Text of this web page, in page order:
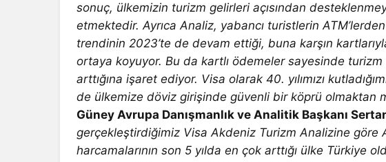
sonuç, ülkemizin turizm gelirleri açısından
etmektedir. Ayrıca Analiz, yabancı turistlerin
trendinin 2023’te de devam ettiği, buna karşın
ortaya koyuyor. Bu da kartlı ödemeler sayesinde
arttığına işaret ediyor. Visa olarak 40. yılımızı
de ülkemize döviz girişinde güvenli bir köprü olmaktan
Güney Avrupa Danışmanlık ve Analitik Başkanı
gerçekleştirdiğimiz Visa Akdeniz Turizm Analizine göre
harcamalarının son 5 yılda en çok arttığı ülke Türkiye